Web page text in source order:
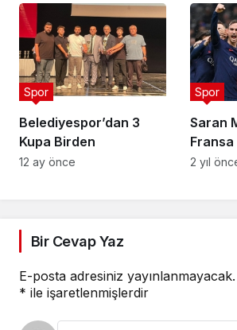
Belediyespor’dan 3
Kupa Birden
Spor
12 ay önce
Saran
Fransa
Spor
2 yıl
Bir Cevap Yaz
E-posta adresiniz yayınlanmayacak.
* ile işaretlenmişlerdir